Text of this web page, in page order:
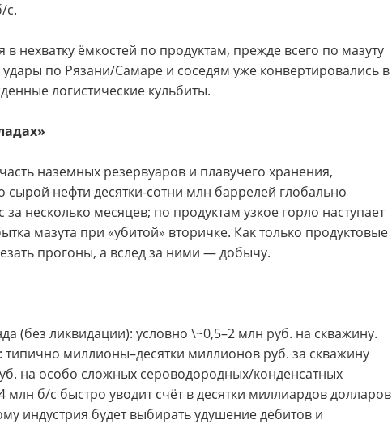
с.
нехватку ёмкостей по продуктам, прежде всего по мазуту
по Рязани/Самаре и соседям уже конвертировались в
логистические кульбиты.
наземных резервуаров и плавучего хранения,
нефти десятки-сотни млн баррелей глобально
несколько месяцев; по продуктам узкое горло наступает
мазута при «убитой» вторичке. Как только продуктовые
прогоны, а вслед за ними — добычу.
(без ликвидации): условно \~0,5–2 млн руб. на скважину.
миллионы–десятки миллионов руб. за скважину
на особо сложных сероводородных/конденсатных
б/с быстро уводит счёт в десятки миллиардов долларов
индустрия будет выбирать удушение дебитов и